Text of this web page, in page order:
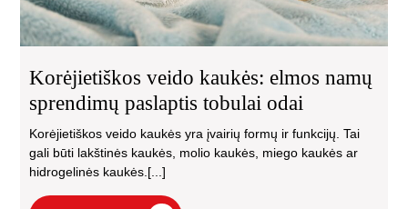
Korėjietiškos veido kaukės: elmos namų
sprendimų paslaptis tobulai odai
Korėjietiškos veido kaukės yra įvairių formų ir funkcijų. Tai
gali būti lakštinės kaukės, molio kaukės, miego kaukės ar
hidrogelinės kaukės.[...]